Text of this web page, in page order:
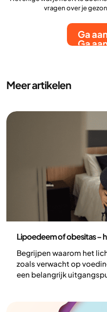
vragen over je
Ga
Ga
Meer artikelen
Lipoedeem of obesitas –
Begrijpen waarom het
zoals verwacht op
een belangrijk
verschillende